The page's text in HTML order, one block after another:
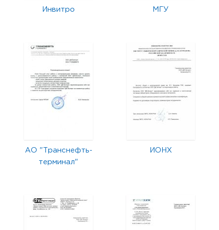
Инвитро МГУ
АО "Транснефть-
терминал"
ИОНХ